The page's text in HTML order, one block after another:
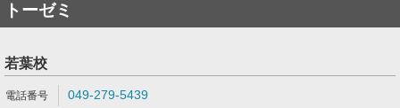
トーゼミ
若葉校
049-279-5439